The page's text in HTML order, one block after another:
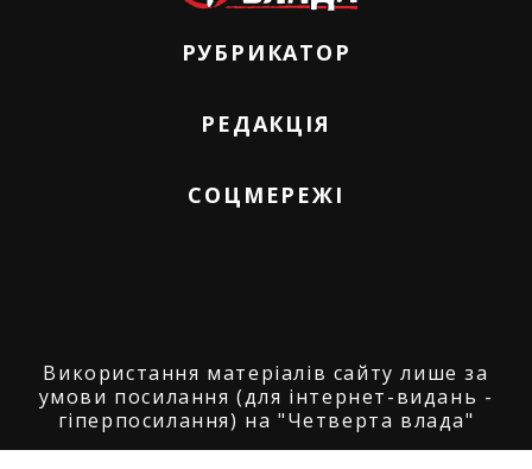
РУБРИКАТОР
РЕДАКЦІЯ
СОЦМЕРЕЖІ
Використання матеріалів сайту лише за
умови посилання (для інтернет-видань -
гіперпосилання) на "Четверта влада"